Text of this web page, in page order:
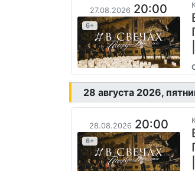
27.08.2026 20:00
6+
28 августа 2026,
28.08.2026 20:00
6+